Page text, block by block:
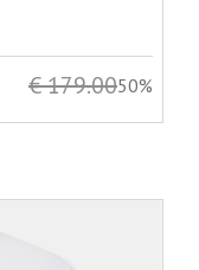
€ 179.0050%